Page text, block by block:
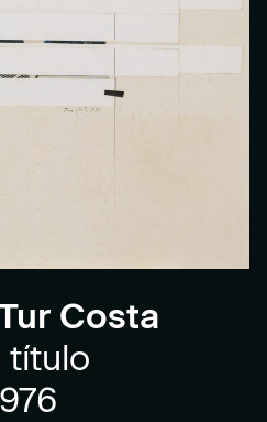
Costa
título